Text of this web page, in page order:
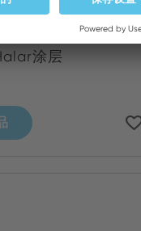
150 mm，带聚酯纤
与141SAP相同，但
涂层